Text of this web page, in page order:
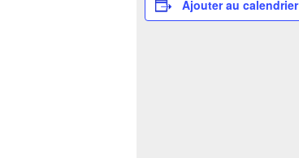
Ajouter au calendrier